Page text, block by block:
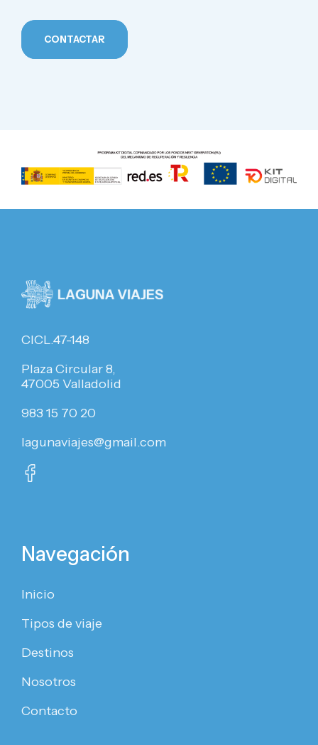
CONTACTAR
CICL.47-148
Plaza Circular 8,
47005 Valladolid
983 15 70 20
lagunaviajes@gmail.com
Navegación
Inicio
Tipos de viaje
Destinos
Nosotros
Contacto